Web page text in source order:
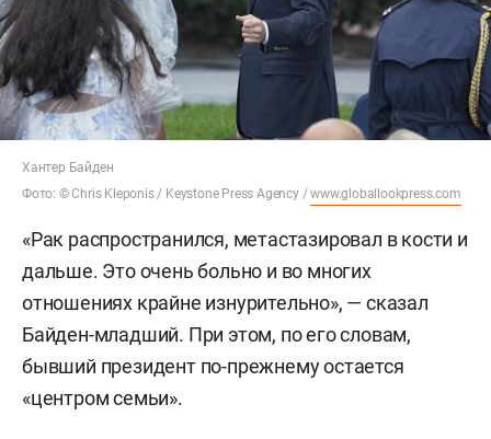
Хантер Байден
Фото: © Chris Kleponis / Keystone Press Agency /www.globallookpress.com
«Рак распространился, метастазировал в кости и
дальше. Это очень больно и во многих
отношениях крайне изнурительно», — сказал
Байден-младший. При этом, по его словам,
бывший президент по-прежнему остается
«центром семьи».